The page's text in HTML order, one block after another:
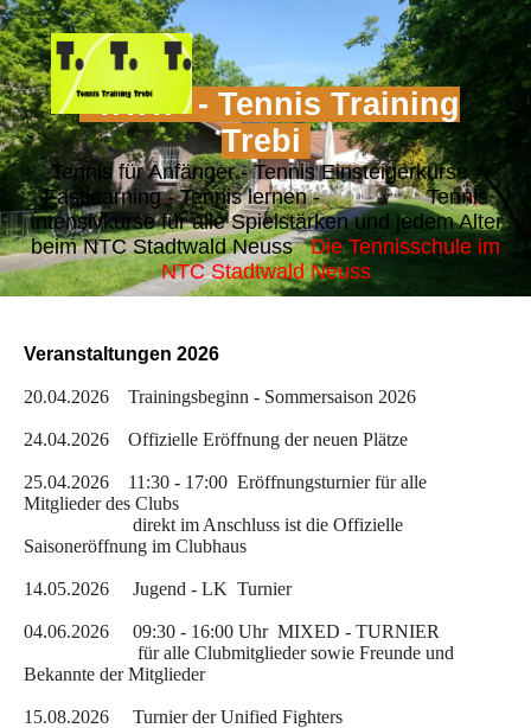
"T.T.T." - Tennis Training
Trebi
Tennis für Anfänger - Tennis Einsteigerkurse -
Fastlearning - Tennis lernen - Tennis
Intensivkurse für alle Spielstärken und jedem Alter
beim NTC Stadtwald NeussDie Tennisschule im
NTC Stadtwald Neuss
Veranstaltungen 2026
20.04.2026 Trainingsbeginn - Sommersaison 2026
24.04.2026 Offizielle Eröffnung der neuen Plätze
25.04.2026 11:30 - 17:00 Eröffnungsturnierfür alle
Mitglieder des Clubs
direkt im Anschluss ist die Offizielle
Saisoneröffnung im Clubhaus
14.05.2026 Jugend - LK Turnier
04.06.2026 09:30 - 16:00 Uhr MIXED - TURNIER
für alle Clubmitglieder sowie Freunde und
Bekannte der Mitglieder
15.08.2026 Turnier der Unified Fighters